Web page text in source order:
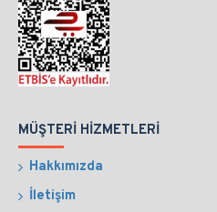
MÜŞTERI HIZMETLERI
Hakkımızda
İletişim